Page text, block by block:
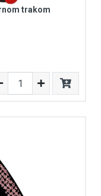
trakom